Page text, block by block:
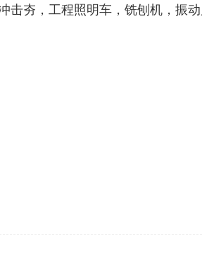
击夯，工程照明车，铣刨机，振